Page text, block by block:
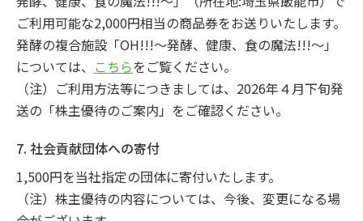
ご利用可能な2,000円相当の商品券をお送りいたします。
発酵の複合施設「OH!!!～発酵、健康、食の魔法!!!～」
については、 こちらをご覧ください。
（注）ご利用方法等につきましては、2026年４月下旬発
送の「株主優待のご案内」をご確認ください。
7. 社会貢献団体への寄付
1,500円を当社指定の団体に寄付いたします。
（注）株主優待の内容については、今後、変更になる場